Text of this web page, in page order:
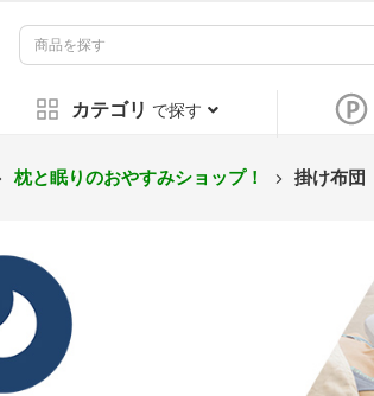
カテゴリ で探す
枕と眠りのおやすみショップ！ 掛け布団